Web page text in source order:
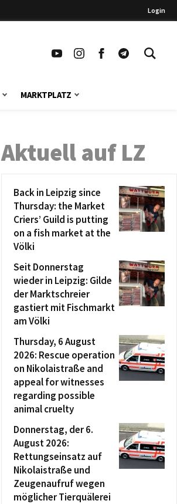
Login
MARKTPLATZ
Aktuell auf LZ
Back in Leipzig since
Thursday: the Market
Criers’ Guild is putting
on a fish market at the
Völki
Seit Donnerstag
wieder in Leipzig: Gilde
der Marktschreier
gastiert mit Fischmarkt
am Völki
Thursday, 6 August
2026: Rescue operation
on Nikolaistraße and
appeal for witnesses
regarding possible
animal cruelty
Donnerstag, der 6.
August 2026:
Rettungseinsatz auf
Nikolaistraße und
Zeugenaufruf wegen
möglicher Tierquälerei